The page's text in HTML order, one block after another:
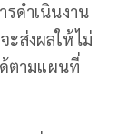
ดำเนินงาน
ะส่งผลให้ไม่
ตามแผนที่